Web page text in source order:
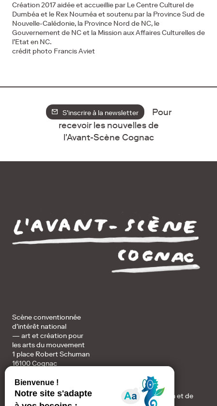
Création 2017 aidée et accueillie par Le Centre Culturel de
Dumbéa et le Rex Nouméa et soutenu par la Province Sud de
Nouvelle-Calédonie, la Province Nord de NC, le
Gouvernement de NC et la Mission aux Affaires Culturelles de
l’Etat en NC.
crédit photo Francis Aviet
S'inscrire à la newsletter
Pour
recevoir les nouvelles de
l'Avant-Scène Cognac
Scène conventionnée
d’intérêt national
— art et création pour
les arts du mouvement
1 place Robert Schuman
16100 Cognac
Accueil / Billetterie :
+ au 05 45 82 32 78 du lundi au vendredi de 10h à 12h et de